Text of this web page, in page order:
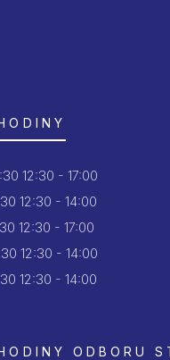
12:30 - 17:00
12:30 - 14:00
12:30 - 17:00
12:30 - 14:00
12:30 - 14:00
ODBORU